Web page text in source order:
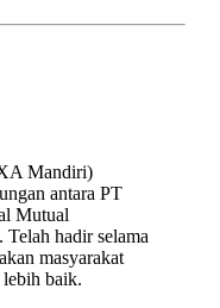
Mandiri)
antara PT
Mutual
hadir selama
masyarakat
baik.